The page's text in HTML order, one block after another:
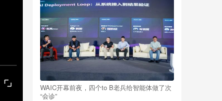
WAIC开幕前夜，四个to B老兵给智能体做了次
“会诊”